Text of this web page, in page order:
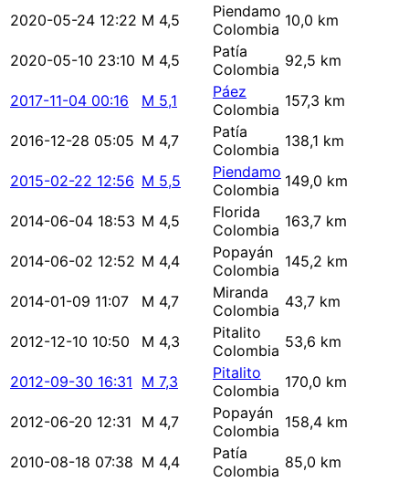
2020-05-24 12:22 M 4,5
Piendamo
Colombia 10,0 km
2020-05-10 23:10 M 4,5
Patía
Colombia 92,5 km
2017-11-04 00:16 M 5,1
Páez
Colombia 157,3 km
2016-12-28 05:05 M 4,7
Patía
Colombia 138,1 km
2015-02-22 12:56 M 5,5
Piendamo
Colombia 149,0 km
2014-06-04 18:53 M 4,5
Florida
Colombia 163,7 km
2014-06-02 12:52 M 4,4
Popayán
Colombia 145,2 km
2014-01-09 11:07 M 4,7
Miranda
Colombia 43,7 km
2012-12-10 10:50 M 4,3
Pitalito
Colombia 53,6 km
2012-09-30 16:31 M 7,3
Pitalito
Colombia 170,0 km
2012-06-20 12:31 M 4,7
Popayán
Colombia 158,4 km
2010-08-18 07:38 M 4,4
Patía
Colombia 85,0 km